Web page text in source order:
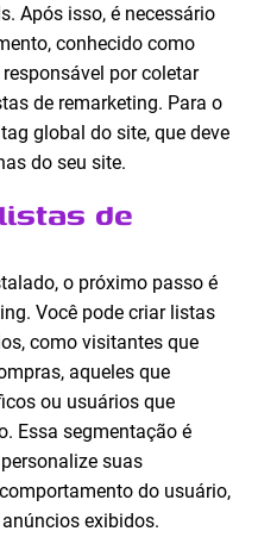
Após isso, é necessário
conhecido como
por coletar
de remarketing. Para o
global do site, que deve
do seu site.
de
o próximo passo é
Você pode criar listas
como visitantes que
aqueles que
ou usuários que
Essa segmentação é
suas
do usuário,
exibidos.